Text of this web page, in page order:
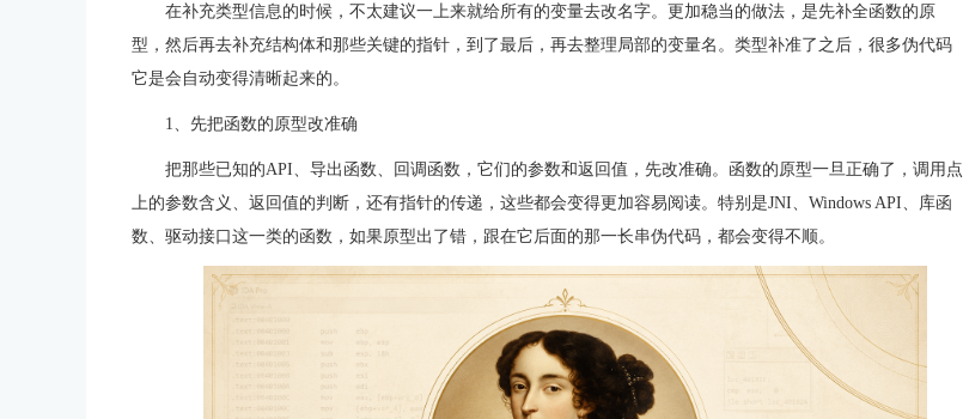
在补充类型信息的时候，不太建议一上来就给所有的变量去改名字。更加稳当的做法，是先补全函数的原
型，然后再去补充结构体和那些关键的指针，到了最后，再去整理局部的变量名。类型补准了之后，很多伪代码
它是会自动变得清晰起来的。
1、先把函数的原型改准确
把那些已知的API、导出函数、回调函数，它们的参数和返回值，先改准确。函数的原型一旦正确了，调用点
上的参数含义、返回值的判断，还有指针的传递，这些都会变得更加容易阅读。特别是JNI、Windows API、库函
数、驱动接口这一类的函数，如果原型出了错，跟在它后面的那一长串伪代码，都会变得不顺。